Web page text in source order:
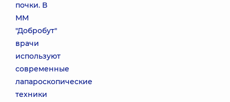
почки. В
ММ
"Добробут"
врачи
используют
современные
лапароскопические
техники